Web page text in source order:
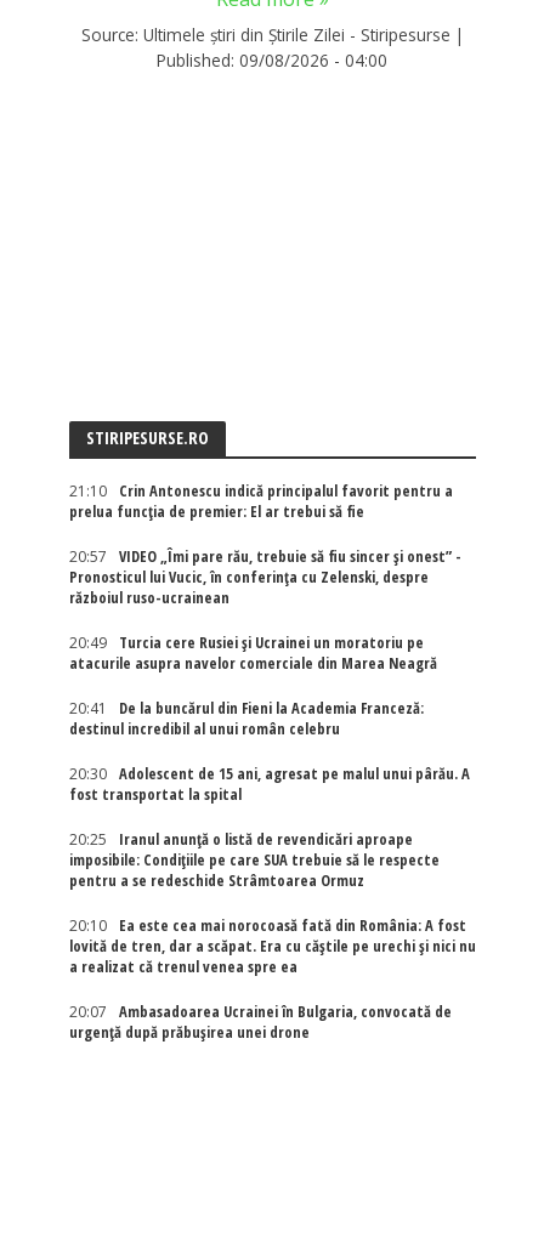
Source: Ultimele știri din Știrile Zilei - Stiripesurse |
Published: 09/08/2026 - 04:00
STIRIPESURSE.RO
21:10
Crin Antonescu indică principalul favorit pentru a
prelua funcția de premier: El ar trebui să fie
20:57
VIDEO „Îmi pare rău, trebuie să fiu sincer și onest” -
Pronosticul lui Vucic, în conferința cu Zelenski, despre
războiul ruso-ucrainean
20:49
Turcia cere Rusiei și Ucrainei un moratoriu pe
atacurile asupra navelor comerciale din Marea Neagră
20:41
De la buncărul din Fieni la Academia Franceză:
destinul incredibil al unui român celebru
20:30
Adolescent de 15 ani, agresat pe malul unui pârău. A
fost transportat la spital
20:25
Iranul anunță o listă de revendicări aproape
imposibile: Condițiile pe care SUA trebuie să le respecte
pentru a se redeschide Strâmtoarea Ormuz
20:10
Ea este cea mai norocoasă fată din România: A fost
lovită de tren, dar a scăpat. Era cu căștile pe urechi și nici nu
a realizat că trenul venea spre ea
20:07
Ambasadoarea Ucrainei în Bulgaria, convocată de
urgență după prăbușirea unei drone